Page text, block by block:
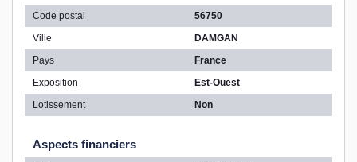
Code postal
56750
Ville
DAMGAN
Pays
France
Exposition
Est-Ouest
Lotissement
Non
Aspects financiers